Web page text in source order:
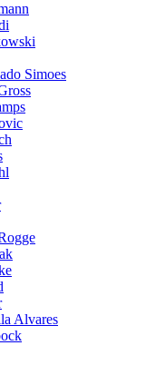
Simoes
Alvares